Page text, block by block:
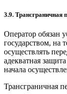
3.9. Трансграничная
Оператор обязан
государством, на
осуществлять
адекватная
начала
Трансграничная